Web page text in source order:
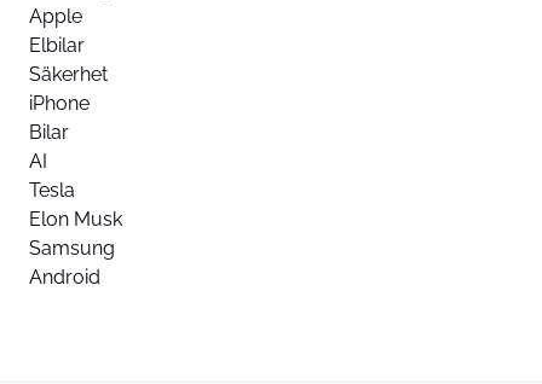
Apple
Elbilar
Säkerhet
iPhone
Bilar
AI
Tesla
Elon Musk
Samsung
Android